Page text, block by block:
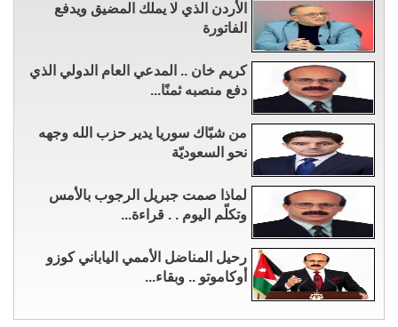
الأردن الذي لا يملك المضيق ويدفع
الفاتورة
كريم خان .. المدعي العام الدولي الذي
دفع منصبه ثمنًا...
من شبّاك سوريا يدير حزب الله وجهه
نحو السعوديّة
لماذا صمت جبريل الرجوب بالأمس
وتكلّم اليوم . . قراءة...
رحيل المناضل الأممي الياباني كوزو
أوكاموتو .. وبقاء...